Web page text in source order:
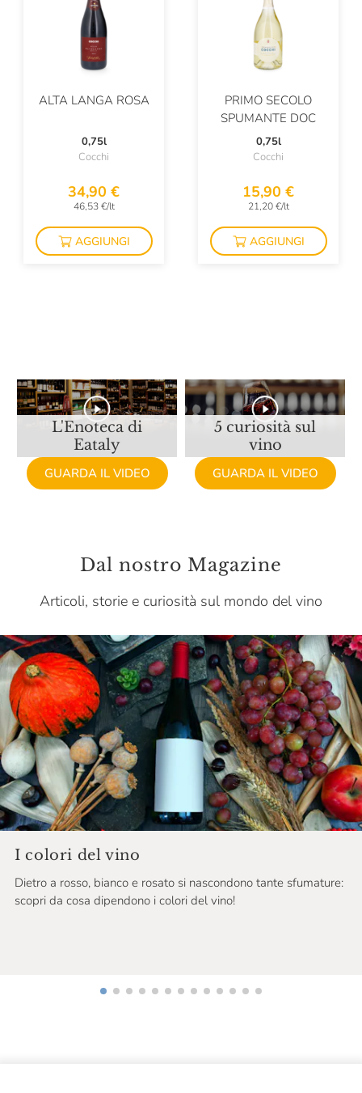
Chardonnet & Fils
Chateau De Roquefort
Chloé & Solenne Faÿ
Cinque Campi
Cinzano
Claudio Cipressi
Clerico
Cleto Chiarli
Cocchi
Collestefano
Colombaio Santa Chiara
Colombaio Di Cencio
Colonnara
Colpaola
Colterenzio
Conestabile Della Staffa
Contadi Castaldi
Conti Di Buscareto
Contini
Contrada Di Sorano
Cooperativa Agricola La Collina
ALTA LANGA ROSA
0,75l
Cocchi
34,90 €
46,53 €/lt
AGGIUNGI
PRIMO SECOLO
SPUMANTE DOC
0,75l
Cocchi
15,90 €
21,20 €/lt
AGGIUNGI
L'Enoteca di
Eataly
GUARDA IL VIDEO
5 curiosità sul
vino
GUARDA IL VIDEO
Dal nostro Magazine
Articoli, storie e curiosità sul mondo del vino
I colori del vino
Dietro a rosso, bianco e rosato si nascondono tante sfumature:
scopri da cosa dipendono i colori del vino!